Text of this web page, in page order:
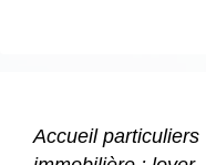
Accueil particuliers